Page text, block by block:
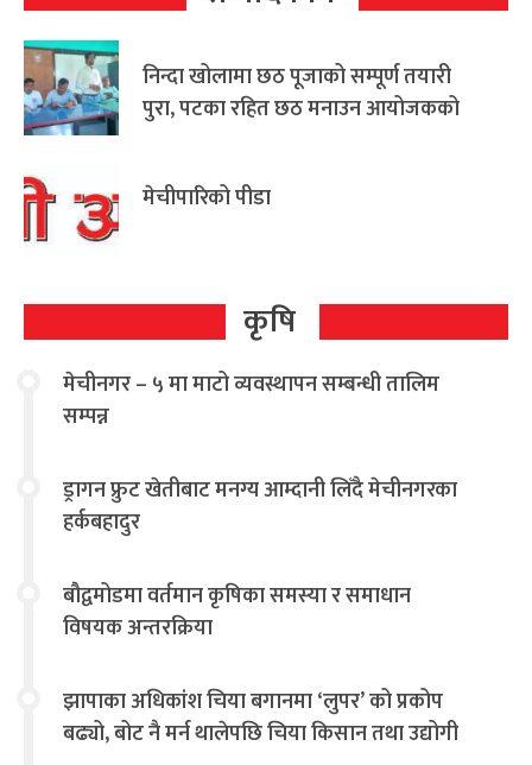
निन्दा खोलामा छठ पूजाको सम्पूर्ण तयारी
पुरा, पटका रहित छठ मनाउन आयोजकको
मेचीपारिको पीडा
कृषि
मेचीनगर – ५ मा माटो व्यवस्थापन सम्बन्धी तालिम
सम्पन्न
ड्रागन फ्रुट खेतीबाट मनग्य आम्दानी लिँदै मेचीनगरका
हर्कबहादुर
बौद्वमोडमा वर्तमान कृषिका समस्या र समाधान
विषयक अन्तरक्रिया
झापाका अधिकांश चिया बगानमा ‘लुपर’ को प्रकोप
बढ्यो, बोट नै मर्न थालेपछि चिया किसान तथा उद्योगी